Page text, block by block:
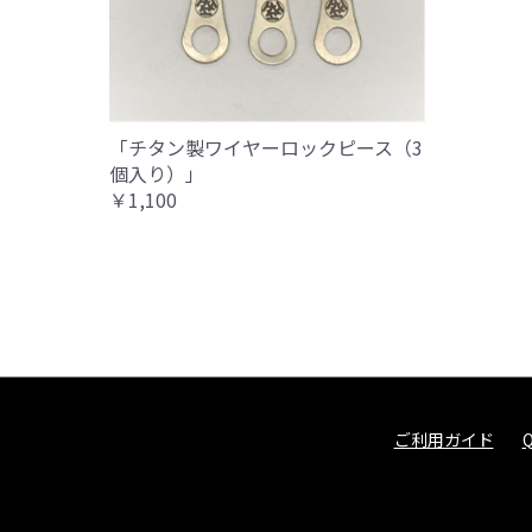
「チタン製ワイヤーロックピース（3
個入り）」
￥1,100
ご利用ガイド